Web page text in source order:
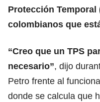
Protección Temporal
colombianos que
“Creo que un TPS
necesario”, dijo
Petro frente al
donde se calcula que